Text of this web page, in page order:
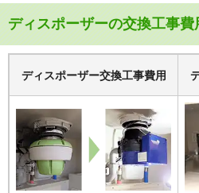
ディスポーザーの交換工事費
ディスポーザー交換工事費用